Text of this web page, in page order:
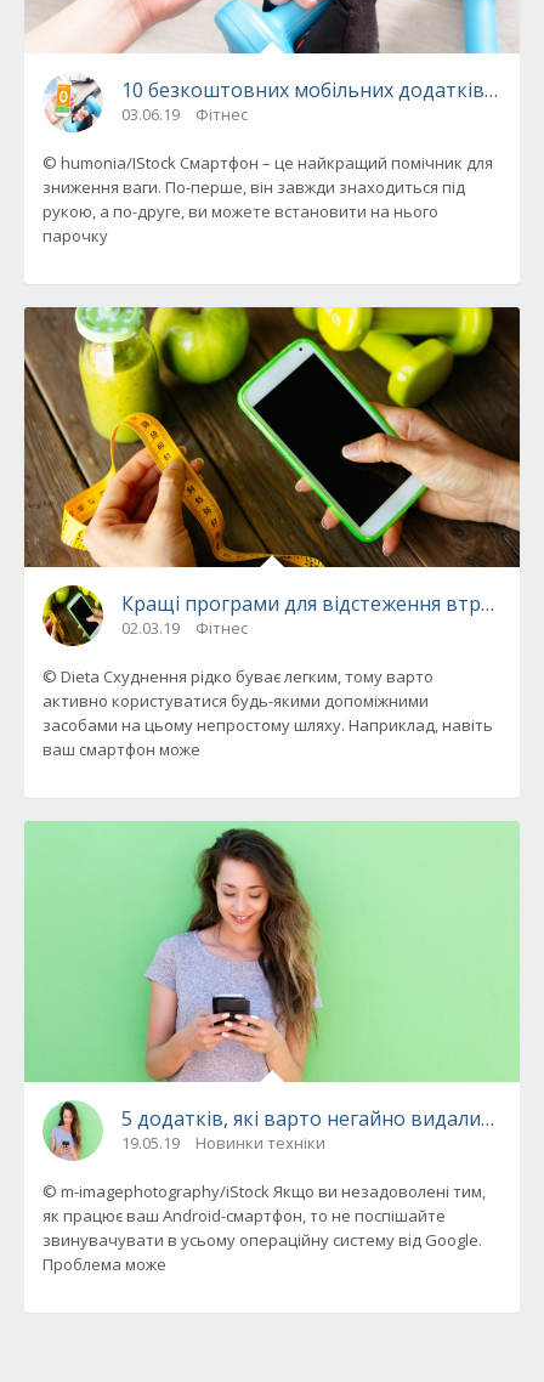
10 безкоштовних мобільних додатків для
03.06.19 Фітнес
© humonia/IStock Смартфон – це найкращий помічник для
зниження ваги. По-перше, він завжди знаходиться під
рукою, а по-друге, ви можете встановити на нього
парочку
Кращі програми для відстеження втрати
02.03.19 Фітнес
© Dieta Схуднення рідко буває легким, тому варто
активно користуватися будь-якими допоміжними
засобами на цьому непростому шляху. Наприклад, навіть
ваш смартфон може
5 додатків, які варто негайно видалити з
19.05.19 Новинки техніки
© m-imagephotography/iStock Якщо ви незадоволені тим,
як працює ваш Android-смартфон, то не поспішайте
звинувачувати в усьому операційну систему від Google.
Проблема може